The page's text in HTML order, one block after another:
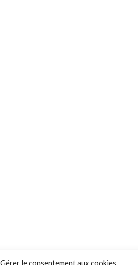
Gérer le consentement aux cookies